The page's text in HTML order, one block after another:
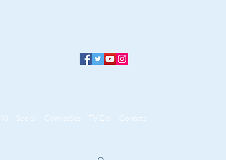
Social Comissões TV Elo Contato